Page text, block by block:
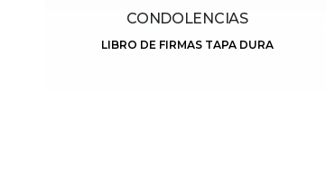
CONDOLENCIAS
LIBRO DE FIRMAS TAPA DURA